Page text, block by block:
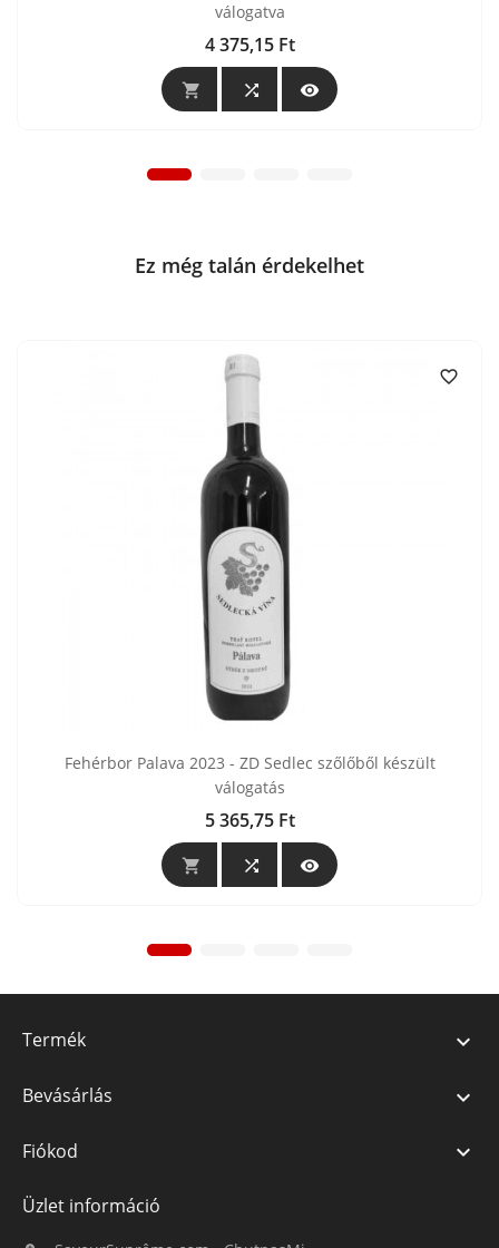
válogatva
Ár
4 375,15 Ft
  
Ez még talán érdekelhet

Fehérbor Palava 2023 - ZD Sedlec szőlőből készült
válogatás
Ár
5 365,75 Ft
  
Termék 
Bevásárlás 
Fiókod 
Üzlet információ